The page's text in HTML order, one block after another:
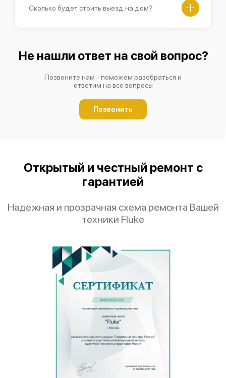
Сколько будет стоить выезд на дом?
Не нашли ответ на свой вопрос?
Позвоните нам - поможем разобраться и
ответим на все вопросы
Позвонить
Открытый и честный ремонт с
гарантией
Надежная и прозрачная схема ремонта Вашей
техники Fluke